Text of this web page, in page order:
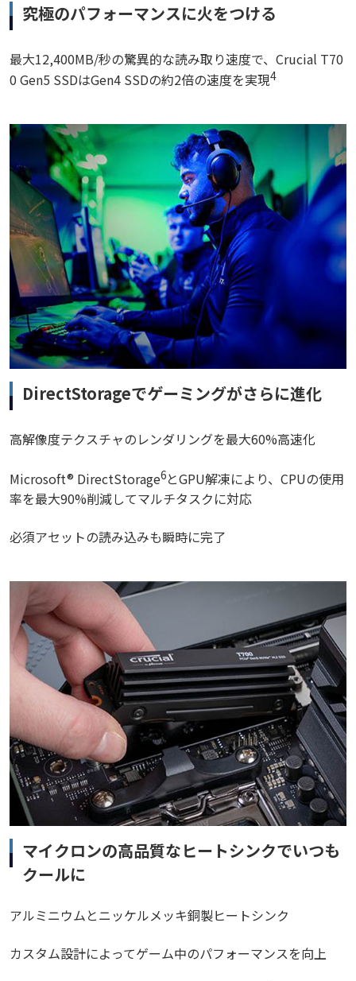
究極のパフォーマンスに火をつける
最大12,400MB/秒の驚異的な読み取り速度で、Crucial T70
0 Gen5 SSDはGen4 SSDの約2倍の速度を実現4
DirectStorageでゲーミングがさらに進化
高解像度テクスチャのレンダリングを最大60%高速化
Microsoft® DirectStorage6とGPU解凍により、CPUの使用
率を最大90%削減してマルチタスクに対応
必須アセットの読み込みも瞬時に完了
マイクロンの高品質なヒートシンクでいつも
クールに
アルミニウムとニッケルメッキ銅製ヒートシンク
カスタム設計によってゲーム中のパフォーマンスを向上